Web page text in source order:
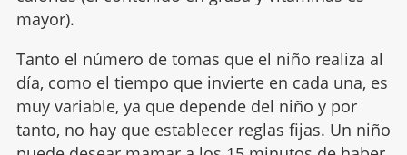
mayor).
Tanto el número de tomas que el niño realiza al
día, como el tiempo que invierte en cada una, es
muy variable, ya que depende del niño y por
tanto, no hay que establecer reglas fijas. Un niño